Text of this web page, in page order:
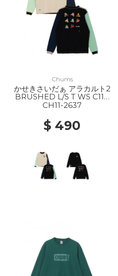
Chums
かせきさいだぁ アラカルト2
BRUSHED L/S T WS C110
MINT CRAZY
CH11-2637
$ 490